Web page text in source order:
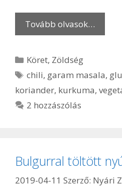
Tovább olvasok…
Kategória
Köret, Zöldség
Címkék
chili, garam masala,
koriander, kurkuma,
2 hozzászólás
Bulgurral töltött
2019-04-11 Szerző: Nyári